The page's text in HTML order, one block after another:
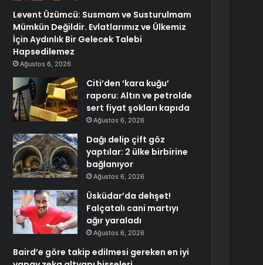
Levent Üzümcü: Susmam ve Susturulmam
Mümkün Değildir. Evlatlarımız ve Ülkemiz
İçin Aydınlık Bir Gelecek Talebi
Hapsedilemez
Ağustos 6, 2026
Citi’den ‘kara kuğu’
raporu: Altın ve petrolde
sert fiyat şokları kapıda
Ağustos 6, 2026
Dağı delip çift göz
yaptılar: 2 ülke birbirine
bağlanıyor
Ağustos 6, 2026
Üsküdar’da dehşet!
Falçatalı cani martıyı
ağır yaraladı
Ağustos 6, 2026
Baird’e göre takip edilmesi gereken en iyi